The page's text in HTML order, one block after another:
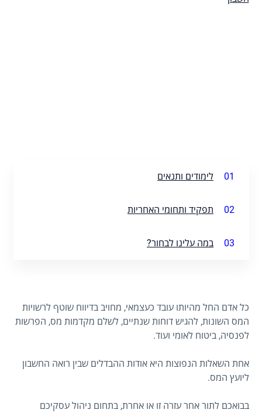
01 לימודים ותנאים
02 תפקיד ותחומי האחריות
03 במה עלינו לבחור?
כל אדם החל מהיותו עובד כעצמאי, מחויב בדיווח שוטף לרשויות
המס השונות, להגיש דוחות שנתיים, לשלם מקדמות מס, הפרשות
לפנסיה, ביטוח לאומי ועוד.
אחת השאלות הנפוצות היא אודות ההבדלים שבין רואה החשבון
ליועץ המס.
בבואכם לתור אחר עזרה זו או אחרת, בתחום ניהול עסקיכם